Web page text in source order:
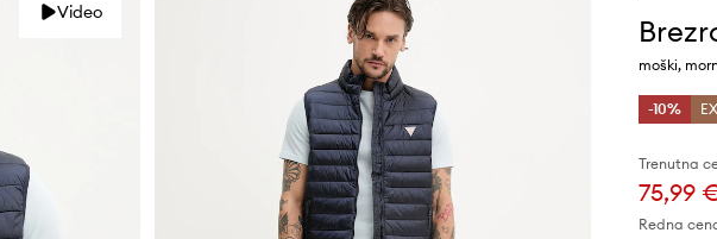
Video
moški,
-10%
Trenutna
75,99
Redna